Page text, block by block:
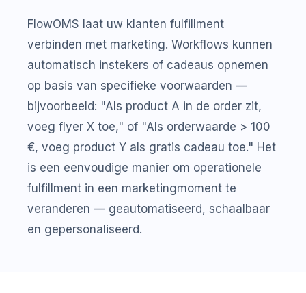
FlowOMS laat uw klanten fulfillment
verbinden met marketing. Workflows kunnen
automatisch instekers of cadeaus opnemen
op basis van specifieke voorwaarden —
bijvoorbeeld: "Als product A in de order zit,
voeg flyer X toe," of "Als orderwaarde > 100
€, voeg product Y als gratis cadeau toe." Het
is een eenvoudige manier om operationele
fulfillment in een marketingmoment te
veranderen — geautomatiseerd, schaalbaar
en gepersonaliseerd.